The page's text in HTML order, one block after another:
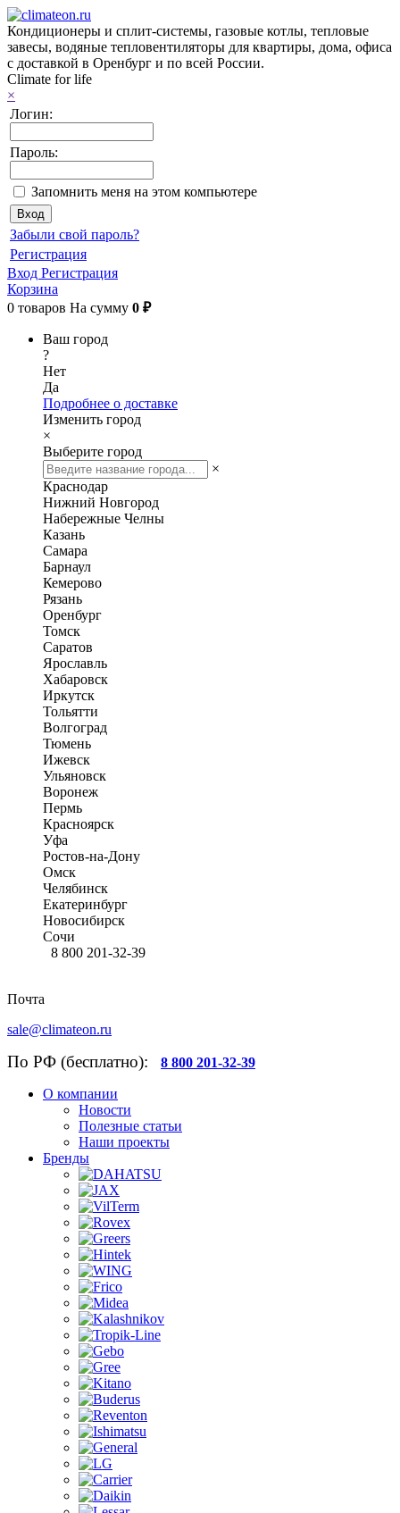
Кондиционеры и сплит-системы, газовые котлы, тепловые
завесы, водяные тепловентиляторы для квартиры, дома, офиса
с доставкой в Оренбург и по всей России.
Climate for life
×
Логин:
Пароль:
Запомнить меня на этом компьютере
Забыли свой пароль?
Регистрация
Вход Регистрация
Корзина
0 товаров На сумму 0 ₽
Ваш город
?
Нет
Да
Подробнее о доставке
Изменить город
×
Выберите город
×
Краснодар
Нижний Новгород
Набережные Челны
Казань
Самара
Барнаул
Кемерово
Рязань
Оренбург
Томск
Саратов
Ярославль
Хабаровск
Иркутск
Тольятти
Волгоград
Тюмень
Ижевск
Ульяновск
Воронеж
Пермь
Красноярск
Уфа
Ростов-на-Дону
Омск
Челябинск
Екатеринбург
Новосибирск
Сочи
8 800 201-32-39
Почта
sale@climateon.ru
По РФ (бесплатно): 8 800 201-32-39
О компании
Новости
Полезные статьи
Наши проекты
Бренды